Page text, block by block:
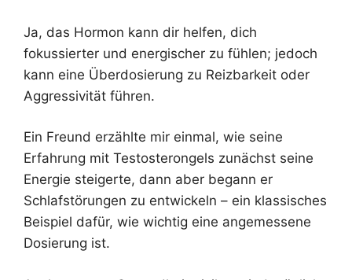
Ja, das Hormon kann dir helfen, dich
fokussierter und energischer zu fühlen; jedoch
kann eine Überdosierung zu Reizbarkeit oder
Aggressivität führen.
Ein Freund erzählte mir einmal, wie seine
Erfahrung mit Testosterongels zunächst seine
Energie steigerte, dann aber begann er
Schlafstörungen zu entwickeln – ein klassisches
Beispiel dafür, wie wichtig eine angemessene
Dosierung ist.